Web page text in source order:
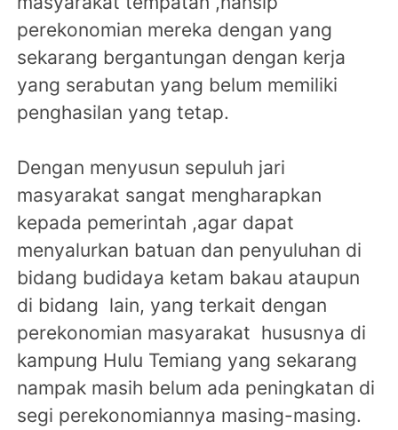
perekonomian mereka dengan yang
sekarang bergantungan dengan kerja
yang serabutan yang belum memiliki
penghasilan yang tetap.
Dengan menyusun sepuluh jari
masyarakat sangat mengharapkan
kepada pemerintah ,agar dapat
menyalurkan batuan dan penyuluhan di
bidang budidaya ketam bakau ataupun
di bidang lain, yang terkait dengan
perekonomian masyarakat hususnya di
kampung Hulu Temiang yang sekarang
nampak masih belum ada peningkatan di
segi perekonomiannya masing-masing.